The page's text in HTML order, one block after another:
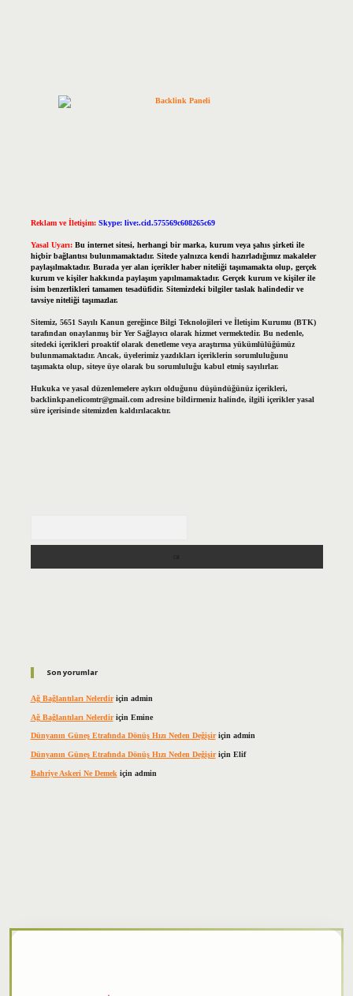
Reklam ve İletişim: Skype: live:.cid.575569c608265c69
Yasal Uyarı: Bu internet sitesi, herhangi bir marka, kurum veya şahıs şirketi ile
hiçbir bağlantısı bulunmamaktadır. Sitede yalnızca kendi hazırladığımız makaleler
paylaşılmaktadır. Burada yer alan içerikler haber niteliği taşımamakta olup, gerçek
kurum ve kişiler hakkında paylaşım yapılmamaktadır. Gerçek kurum ve kişiler ile
isim benzerlikleri tamamen tesadüfidir. Sitemizdeki bilgiler taslak halindedir ve
tavsiye niteliği taşımazlar.
Sitemiz, 5651 Sayılı Kanun gereğince Bilgi Teknolojileri ve İletişim Kurumu (BTK)
tarafından onaylanmış bir Yer Sağlayıcı olarak hizmet vermektedir. Bu nedenle,
sitedeki içerikleri proaktif olarak denetleme veya araştırma yükümlülüğümüz
bulunmamaktadır. Ancak, üyelerimiz yazdıkları içeriklerin sorumluluğunu
taşımakta olup, siteye üye olarak bu sorumluluğu kabul etmiş sayılırlar.
Hukuka ve yasal düzenlemelere aykırı olduğunu düşündüğünüz içerikleri,
backlinkpanelicomtr@gmail.comadresine bildirmeniz halinde, ilgili içerikler yasal
süre içerisinde sitemizden kaldırılacaktır.
Son yorumlar
Ağ Bağlantıları Nelerdiriçin admin
Ağ Bağlantıları Nelerdiriçin Emine
Dünyanın Güneş Etrafında Dönüş Hızı Neden Değişiriçin admin
Dünyanın Güneş Etrafında Dönüş Hızı Neden Değişiriçin Elif
Bahriye Askeri Ne Demek için admin